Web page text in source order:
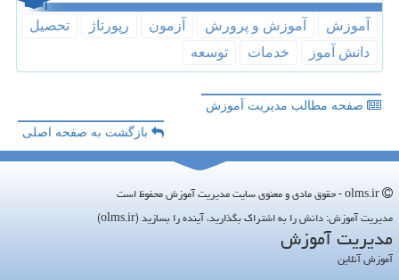
آموزش آموزش و پرورش آزمون رپورتاژ
تحصیل
دانش آموز
خدمات توسعه
صفحه مطالب مدیریت آموزش
بازگشت به صفحه اصلی
مدیریت آموزش: دانش را به اشتراک بگذارید، آینده را بسازید (olms.ir)
مدیریت آموزش
آموزش آنلاین